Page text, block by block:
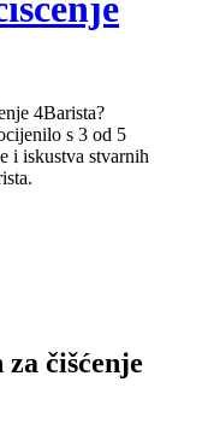
4Barista?
s 3 od 5
i iskustva stvarnih
čišćenje